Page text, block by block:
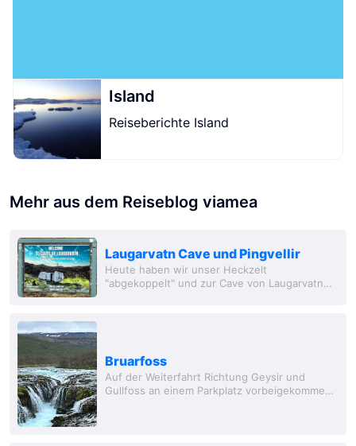
Island
Reiseberichte Island
Mehr aus dem Reiseblog viamea
Laugarvatn Cave und Pingvellir
Heute haben wir unser Heckzelt
"abgekoppelt" und zur Cave von Laugarvatn
Bruarfoss
Auf der Weiterfahrt Richtung Geysir und
Gullfoss an einem Parkplatz vorbeigekommen